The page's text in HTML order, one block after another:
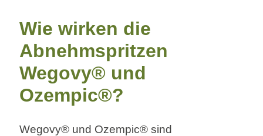
Wie wirken die
Abnehmspritzen
Wegovy® und
Ozempic®?
Wegovy® und Ozempic® sind